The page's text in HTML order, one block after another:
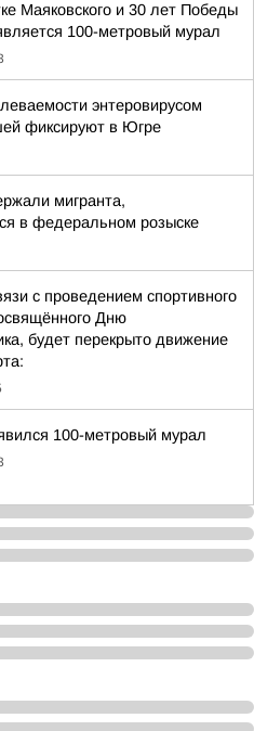
Маяковского и 30 лет Победы
100-метровый мурал
энтеровирусом
фиксируют в Югре
мигранта,
в федеральном розыске
с проведением спортивного
Дню
будет перекрыто движение
100-метровый мурал